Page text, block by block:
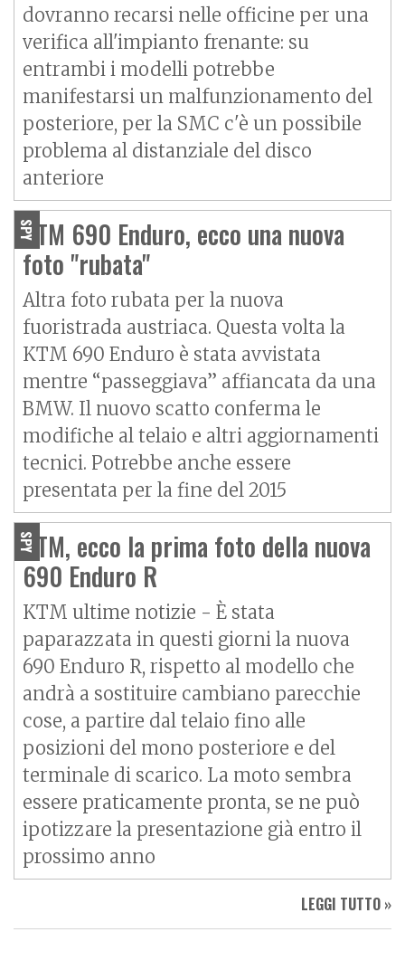
dovranno recarsi nelle officine per una
verifica all'impianto frenante: su
entrambi i modelli potrebbe
manifestarsi un malfunzionamento del
posteriore, per la SMC c'è un possibile
problema al distanziale del disco
anteriore
SPY
KTM 690 Enduro, ecco una nuova
foto "rubata"
Altra foto rubata per la nuova
fuoristrada austriaca. Questa volta la
KTM 690 Enduro è stata avvistata
mentre “passeggiava” affiancata da una
BMW. Il nuovo scatto conferma le
modifiche al telaio e altri aggiornamenti
tecnici. Potrebbe anche essere
presentata per la fine del 2015
SPY
KTM, ecco la prima foto della nuova
690 Enduro R
KTM ultime notizie - È stata
paparazzata in questi giorni la nuova
690 Enduro R, rispetto al modello che
andrà a sostituire cambiano parecchie
cose, a partire dal telaio fino alle
posizioni del mono posteriore e del
terminale di scarico. La moto sembra
essere praticamente pronta, se ne può
ipotizzare la presentazione già entro il
prossimo anno
LEGGI TUTTO »